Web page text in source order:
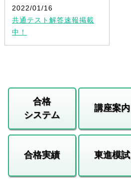
2022/01/16
共通テスト解答速報掲載
中！
合格
システム
講座案内
合格実績 東進模試